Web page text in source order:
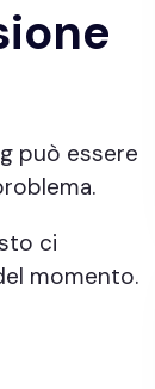
può essere
ci
momento.